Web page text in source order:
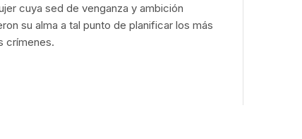
cuya sed de venganza y ambición
su alma a tal punto de planificar los más
crímenes.